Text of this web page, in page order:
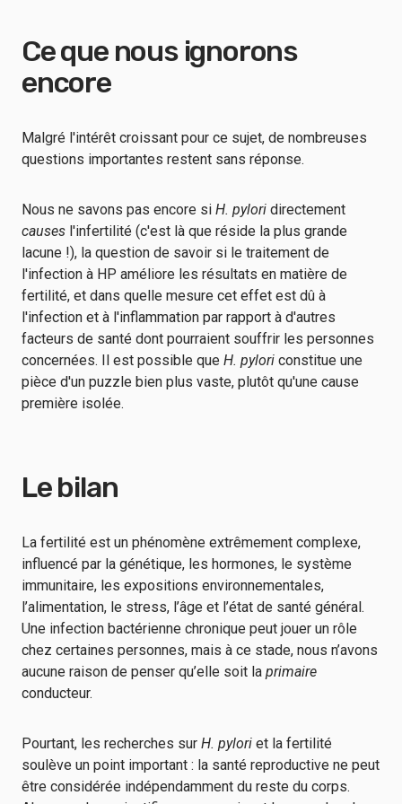
Ce que nous ignorons
encore
Malgré l'intérêt croissant pour ce sujet, de nombreuses
questions importantes restent sans réponse.
Nous ne savons pas encore si H. pylori directement
causes l'infertilité (c'est là que réside la plus grande
lacune !), la question de savoir si le traitement de
l'infection à HP améliore les résultats en matière de
fertilité, et dans quelle mesure cet effet est dû à
l'infection et à l'inflammation par rapport à d'autres
facteurs de santé dont pourraient souffrir les personnes
concernées. Il est possible que H. pylori constitue une
pièce d'un puzzle bien plus vaste, plutôt qu'une cause
première isolée.
Le bilan
La fertilité est un phénomène extrêmement complexe,
influencé par la génétique, les hormones, le système
immunitaire, les expositions environnementales,
l’alimentation, le stress, l’âge et l’état de santé général.
Une infection bactérienne chronique peut jouer un rôle
chez certaines personnes, mais à ce stade, nous n’avons
aucune raison de penser qu’elle soit la primaire
conducteur.
Pourtant, les recherches sur H. pylori et la fertilité
soulève un point important : la santé reproductive ne peut
être considérée indépendamment du reste du corps.